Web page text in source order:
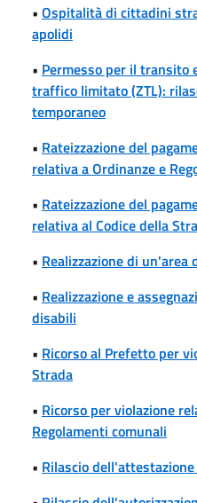
• Ospitalità di cittadini
apolidi
• Permesso per il transito
traffico limitato (ZTL):
temporaneo
• Rateizzazione del
relativa a Ordinanze e
• Rateizzazione del
relativa al Codice della
• Realizzazione di
• Realizzazione e
disabili
• Ricorso al Prefetto per
Strada
• Ricorso per violazione
Regolamenti comunali
• Rilascio